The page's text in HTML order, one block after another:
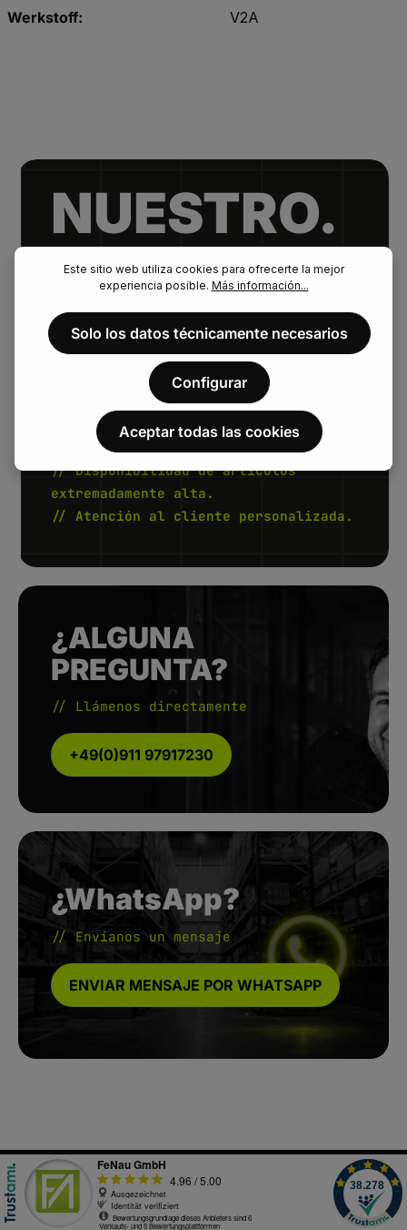
Werkstoff: V2A
NUESTRO.
COMPROM
ISO
// Plazos de entrega cortos.
// Disponibilidad de artículos
extremadamente alta.
// Atención al cliente personalizada.
¿ALGUNA
PREGUNTA?
// Llámenos directamente
+49(0)911 97917230
¿WhatsApp?
// Envíanos un mensaje
ENVIAR MENSAJE POR WHATSAPP
Este sitio web utiliza cookies para ofrecerte la mejor
experiencia posible. Más información...
Solo los datos técnicamente necesarios
Configurar
Aceptar todas las cookies